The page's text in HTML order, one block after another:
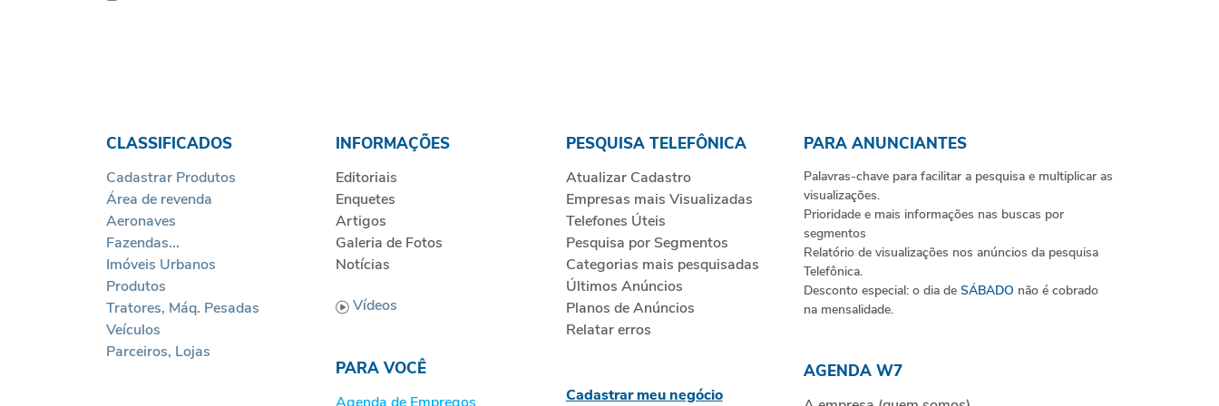
CLASSIFICADOS
Cadastrar Produtos
Área de revenda
Aeronaves
Fazendas...
Imóveis Urbanos
Produtos
Tratores, Máq. Pesadas
Veículos
Parceiros, Lojas
INFORMAÇÕES
Editoriais
Enquetes
Artigos
Galeria de Fotos
Notícias
Vídeos
PARA VOCÊ
PESQUISA TELEFÔNICA
Atualizar Cadastro
Empresas mais Visualizadas
Telefones Úteis
Pesquisa por Segmentos
Categorias mais pesquisadas
Últimos Anúncios
Planos de Anúncios
Relatar erros
Cadastrar meu negócio
PARA ANUNCIANTES
Palavras-chave para facilitar a pesquisa e multiplicar as
visualizações.
Prioridade e mais informações nas buscas por
segmentos
Relatório de visualizações nos anúncios da pesquisa
Telefônica.
Desconto especial: o dia de SÁBADO não é cobrado
na mensalidade.
AGENDA W7